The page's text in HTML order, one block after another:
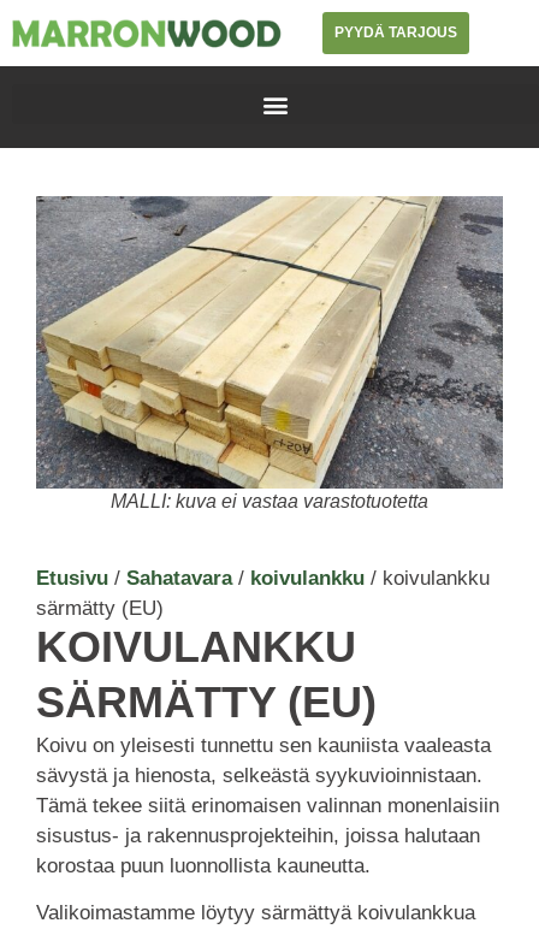
PYYDÄ TARJOUS
Etusivu / Sahatavara/ koivulankku / koivulankku
särmätty (EU)
KOIVULANKKU
SÄRMÄTTY (EU)
Koivu on yleisesti tunnettu sen kauniista vaaleasta
sävystä ja hienosta, selkeästä syykuvioinnistaan.
Tämä tekee siitä erinomaisen valinnan monenlaisiin
sisustus- ja rakennusprojekteihin, joissa halutaan
korostaa puun luonnollista kauneutta.
Valikoimastamme löytyy särmättyä koivulankkua
MALLI: kuva ei vastaa varastotuotetta